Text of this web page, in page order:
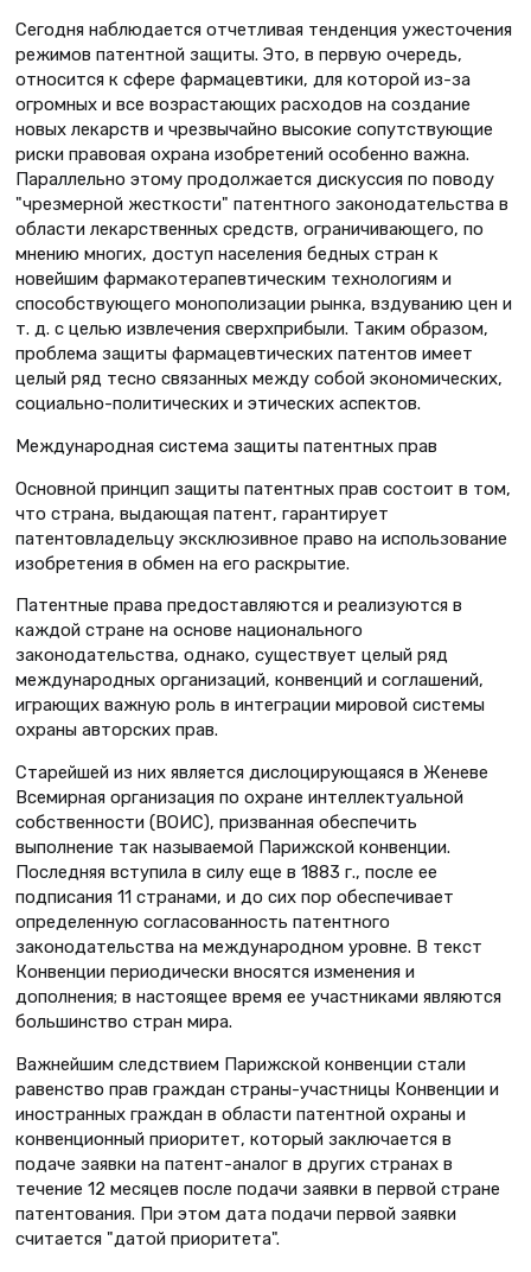
Сегодня наблюдается отчетливая тенденция ужесточения
режимов патентной защиты. Это, в первую очередь,
относится к сфере фармацевтики, для которой из-за
огромных и все возрастающих расходов на создание
новых лекарств и чрезвычайно высокие сопутствующие
риски правовая охрана изобретений особенно важна.
Параллельно этому продолжается дискуссия по поводу
"чрезмерной жесткости" патентного законодательства в
области лекарственных средств, ограничивающего, по
мнению многих, доступ населения бедных стран к
новейшим фармакотерапевтическим технологиям и
способствующего монополизации рынка, вздуванию цен и
т. д. с целью извлечения сверхприбыли. Таким образом,
проблема защиты фармацевтических патентов имеет
целый ряд тесно связанных между собой экономических,
социально-политических и этических аспектов.
Международная система защиты патентных прав
Основной принцип защиты патентных прав состоит в том,
что страна, выдающая патент, гарантирует
патентовладельцу эксклюзивное право на использование
изобретения в обмен на его раскрытие.
Патентные права предоставляются и реализуются в
каждой стране на основе национального
законодательства, однако, существует целый ряд
международных организаций, конвенций и соглашений,
играющих важную роль в интеграции мировой системы
охраны авторских прав.
Старейшей из них является дислоцирующаяся в Женеве
Всемирная организация по охране интеллектуальной
собственности (ВОИС), призванная обеспечить
выполнение так называемой Парижской конвенции.
Последняя вступила в силу еще в 1883 г., после ее
подписания 11 странами, и до сих пор обеспечивает
определенную согласованность патентного
законодательства на международном уровне. В текст
Конвенции периодически вносятся изменения и
дополнения; в настоящее время ее участниками являются
большинство стран мира.
Важнейшим следствием Парижской конвенции стали
равенство прав граждан страны-участницы Конвенции и
иностранных граждан в области патентной охраны и
конвенционный приоритет, который заключается в
подаче заявки на патент-аналог в других странах в
течение 12 месяцев после подачи заявки в первой стране
патентования. При этом дата подачи первой заявки
считается "датой приоритета".